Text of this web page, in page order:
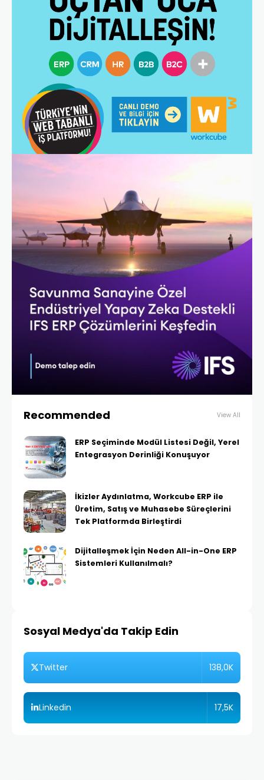
Recommended View All
ERP Seçiminde Modül Listesi Değil, Yerel
Entegrasyon Derinliği Konuşuyor
İkizler Aydınlatma, Workcube ERP ile
Üretim, Satış ve Muhasebe Süreçlerini
Tek Platformda Birleştirdi
Dijitalleşmek İçin Neden All-in-One ERP
Sistemleri Kullanılmalı?
Sosyal Medya'da Takip Edin
Twitter 138,0K
Linkedin 17,5K